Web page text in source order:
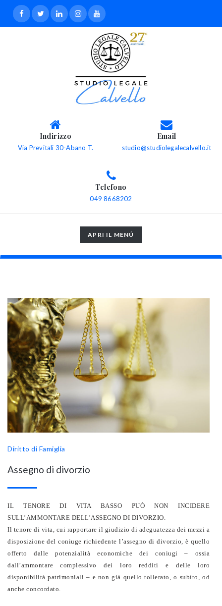
Indirizzo
Via Previtali 30-Abano T.
Email
studio@studiolegalecalvello.it
Telefono
049 8668202
TOGGLE
NAVIGATION
APRI IL MENÚ
Diritto di Famiglia
Assegno di divorzio
IL TENORE DI VITA BASSO PUÒ NON INCIDERE
SULL’AMMONTARE DELL’ASSEGNO DI DIVORZIO.
Il tenore di vita, cui rapportare il giudizio di adeguatezza dei mezzi a
disposizione del coniuge richiedente l’assegno di divorzio, è quello
offerto dalle potenzialità economiche dei coniugi – ossia
dall’ammontare complessivo dei loro redditi e delle loro
disponibilità patrimoniali – e non già quello tollerato, o subìto, od
anche concordato.